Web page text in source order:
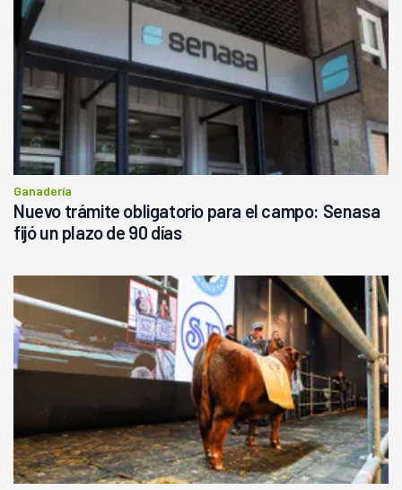
Ganadería
Nuevo trámite obligatorio para el campo: Senasa
fijó un plazo de 90 días